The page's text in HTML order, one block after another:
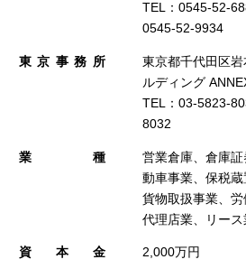
TEL：0545-52-
0545-52-9934
東京事務所
東京都千代田区
ルディング
TEL：03-5823-
8032
業種
営業倉庫、倉庫
動車事業、保税蔵
貨物取扱事業、
代理店業、リース
資本金 2,000万円